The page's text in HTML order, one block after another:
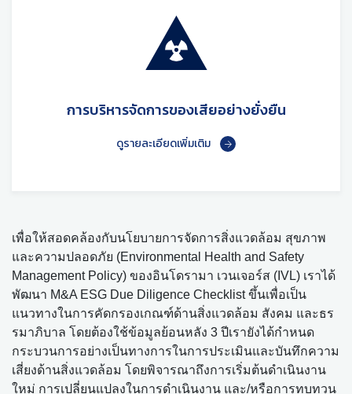
การบริหารจัดการของเสียอย่างยั่งยืน
ดูรายละเอียดเพิ่มเติม
เพื่อให้สอดคล้องกับนโยบายการจัดการสิ่งแวดล้อม สุขภาพ
และความปลอดภัย (Environmental Health and Safety
Management Policy) ของอินโดรามา เวนเจอร์ส (IVL) เราได้
พัฒนา M&A ESG Due Diligence Checklist ขึ้นเพื่อเป็น
แนวทางในการคัดกรองเกณฑ์ด้านสิ่งแวดล้อม สังคม และธร
รมาภิบาล โดยต้องใช้ข้อมูลย้อนหลัง 3 ปีเรายังได้กำหนด
กระบวนการอย่างเป็นทางการในการประเมินและบันทึกความ
เสี่ยงด้านสิ่งแวดล้อม โดยพิจารณาถึงการเริ่มต้นดำเนินงาน
ใหม่ การเปลี่ยนแปลงในการดำเนินงาน และ/หรือการทบทวน